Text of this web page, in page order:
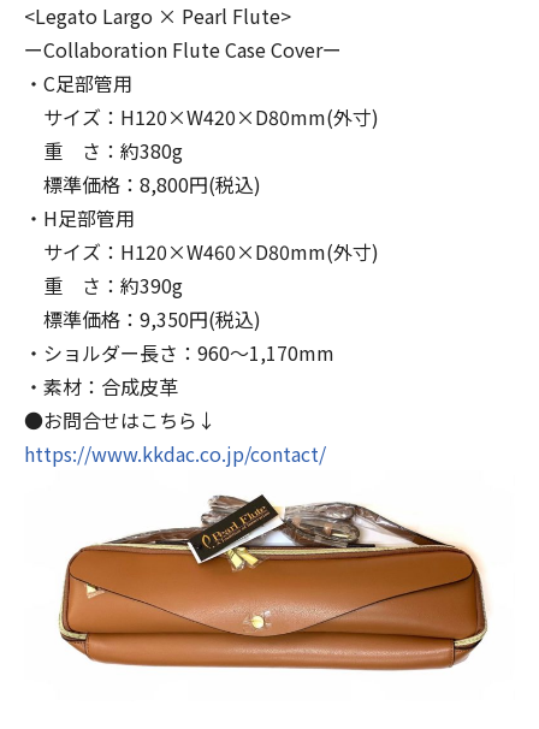
<Legato Largo × Pearl Flute>
ーCollaboration Flute Case Coverー
・C足部管用
サイズ：H120×W420×D80mm(外寸)
重 さ：約380g
標準価格：8,800円(税込)
・H足部管用
サイズ：H120×W460×D80mm(外寸)
重 さ：約390g
標準価格：9,350円(税込)
・ショルダー長さ：960～1,170mm
・素材：合成皮革
●お問合せはこちら↓
https://www.kkdac.co.jp/contact/